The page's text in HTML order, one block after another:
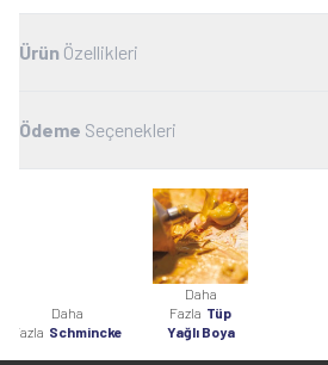
Ürün Özellikleri
Ödeme Seçenekleri
Daha
Fazla Schmincke
Daha
Fazla Tüp
Yağlı Boya